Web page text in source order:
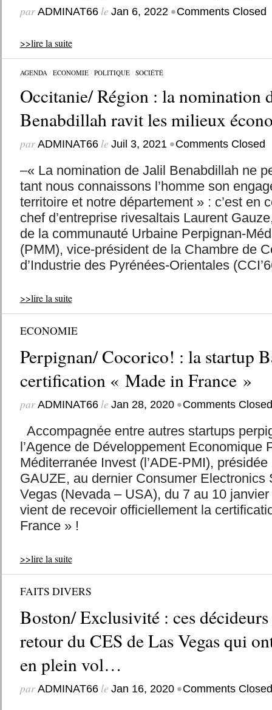
par ADMINAT66le Jan 6, 2022 •Comments Closed
>>lire la suite
AGENDA/ ECONOMIE/ POLITIQUE/ SOCIÉTÉ
Occitanie/ Région : la nomination
Benabdillah ravit les milieux
par ADMINAT66le Juil 3, 2021 •Comments Closed
–« La nomination de Jalil Benabdillah ne
tant nous connaissons l’homme son
territoire et notre département » : c’est en
chef d’entreprise rivesaltais Laurent
de la communauté Urbaine Perpignan-
(PMM), vice-président de la Chambre de
d’Industrie des Pyrénées-Orientales
>>lire la suite
ECONOMIE
Perpignan/ Cocorico! : la startup
certification « Made in France »
par ADMINAT66le Jan 28, 2020 •Comments Closed
Accompagnée entre autres startups
l’Agence de Développement Economique
Méditerranée Invest (l’ADE-PMI),
GAUZE, au dernier Consumer Electronics
Vegas (Nevada – USA), du 7 au 10
vient de recevoir officiellement la
France » !
>>lire la suite
FAITS DIVERS
Boston/ Exclusivité : ces décideurs
retour du CES de Las Vegas qui
en plein vol…
par ADMINAT66le Jan 16, 2020 •Comments Closed